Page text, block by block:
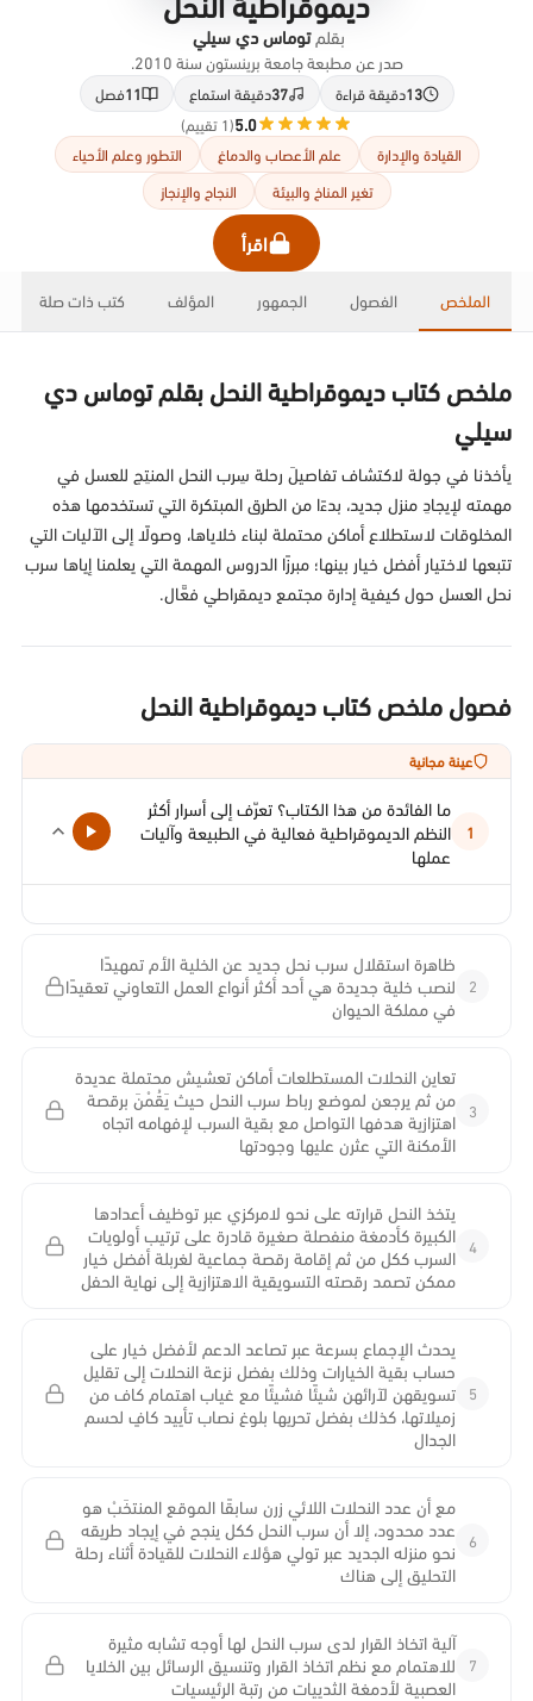
بقلمتوماس دي سيلي
صدر عن مطبعة جامعة برينستون سنة 2010.
13دقيقة قراءة 37دقيقة استماع 11فصل
5.0(1 تقييم)
القيادة والإدارة
علم الأعصاب والدماغ
التطور وعلم الأحياء
تغير المناخ والبيئة
النجاح والإنجاز
اقرأ
الملخص الفصول الجمهور المؤلف كتب ذات صلة
ملخص كتاب ديموقراطية النحل بقلم توماس دي
سيلي
يأخذنا في جولة لاكتشاف تفاصيلَ رحلة سِرب النحل المنتِج للعسل في
مهمته لإيجادِ منزل جديد، بدءًا من الطرق المبتكرة التي تستخدمها هذه
المخلوقات لاستطلاع أماكن محتملة لبناء خلاياها، وصولًا إلى الآليات التي
تتبعها لاختيار أفضل خيار بينها؛ مبرزًا الدروس المهمة التي يعلمنا إياها سرب
نحل العسل حول كيفية إدارة مجتمع ديمقراطي فعَّال.
فصول ملخص كتاب ديموقراطية النحل
عينة مجانية
1
ما الفائدة من هذا الكتاب؟ تعرّف إلى أسرار أكثر
النظم الديموقراطية فعالية في الطبيعة وآليات
عملها
2
ظاهرة استقلال سرب نحل جديد عن الخلية الأم تمهيدًا
لنصب خلية جديدة هي أحد أكثر أنواع العمل التعاوني تعقيدًا
في مملكة الحيوان
3
تعاين النحلات المستطلعات أماكن تعشيش محتملة عديدة
من ثم يرجعن لموضع رباط سرب النحل حيث يَقُمْنَ برقصة
اهتزازية هدفها التواصل مع بقية السرب لإفهامه اتجاه
الأمكنة التي عثرن عليها وجودتها
4
يتخذ النحل قرارته على نحو لامركزي عبر توظيف أعدادها
الكبيرة كأدمغة منفصلة صغيرة قادرة على ترتيب أولويات
السرب ككل من ثم إقامة رقصة جماعية لغربلة أفضل خيار
ممكن تصمد رقصته التسويقية الاهتزازية إلى نهاية الحفل
5
يحدث الإجماع بسرعة عبر تصاعد الدعم لأفضل خيار على
حساب بقية الخيارات وذلك بفضل نزعة النحلات إلى تقليل
تسويقهن لآرائهن شيئًا فشيئًا مع غياب اهتمام كاف من
زميلاتها، كذلك بفضل تحريها بلوغ نصاب تأييد كافٍ لحسم
الجدال
6
مع أن عدد النحلات اللائي زرن سابقًا الموقع المنتخَبْ هو
عدد محدود، إلا أن سرب النحل ككل ينجح في إيجاد طريقه
نحو منزله الجديد عبر تولي هؤلاء النحلات للقيادة أثناء رحلة
التحليق إلى هناك
7
آلية اتخاذ القرار لدى سرب النحل لها أوجه تشابه مثيرة
للاهتمام مع نظم اتخاذ القرار وتنسيق الرسائل بين الخلايا
العصبية لأدمغة الثدييات من رتبة الرئيسيات